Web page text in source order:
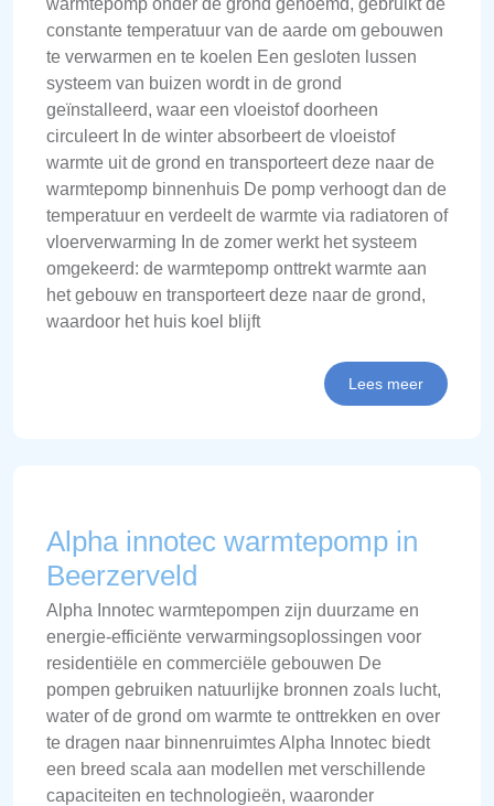
constante temperatuur van de aarde om gebouwen
te verwarmen en te koelen Een gesloten lussen
systeem van buizen wordt in de grond
geïnstalleerd, waar een vloeistof doorheen
circuleert In de winter absorbeert de vloeistof
warmte uit de grond en transporteert deze naar de
warmtepomp binnenhuis De pomp verhoogt dan de
temperatuur en verdeelt de warmte via radiatoren of
vloerverwarming In de zomer werkt het systeem
omgekeerd: de warmtepomp onttrekt warmte aan
het gebouw en transporteert deze naar de grond,
waardoor het huis koel blijft
Lees meer
Alpha innotec warmtepomp in
Beerzerveld
Alpha Innotec warmtepompen zijn duurzame en
energie-efficiënte verwarmingsoplossingen voor
residentiële en commerciële gebouwen De
pompen gebruiken natuurlijke bronnen zoals lucht,
water of de grond om warmte te onttrekken en over
te dragen naar binnenruimtes Alpha Innotec biedt
een breed scala aan modellen met verschillende
capaciteiten en technologieën, waaronder